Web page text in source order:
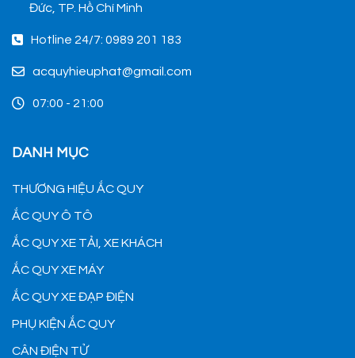
Đức, TP. Hồ Chí Minh
Hotline 24/7: 0989 201 183
acquyhieuphat@gmail.com
07:00 - 21:00
DANH MỤC
THƯƠNG HIỆU ẮC QUY
ẮC QUY Ô TÔ
ẮC QUY XE TẢI, XE KHÁCH
ẮC QUY XE MÁY
ẮC QUY XE ĐẠP ĐIỆN
PHỤ KIỆN ẮC QUY
CÂN ĐIỆN TỬ